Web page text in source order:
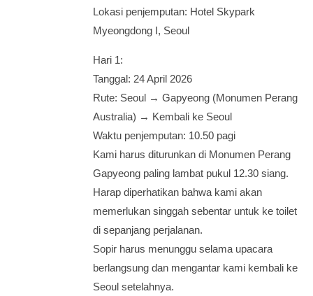
Lokasi penjemputan: Hotel Skypark
Myeongdong I, Seoul
Hari 1:
Tanggal: 24 April 2026
Rute: Seoul → Gapyeong (Monumen Perang
Australia) → Kembali ke Seoul
Waktu penjemputan: 10.50 pagi
Kami harus diturunkan di Monumen Perang
Gapyeong paling lambat pukul 12.30 siang.
Harap diperhatikan bahwa kami akan
memerlukan singgah sebentar untuk ke toilet
di sepanjang perjalanan.
Sopir harus menunggu selama upacara
berlangsung dan mengantar kami kembali ke
Seoul setelahnya.